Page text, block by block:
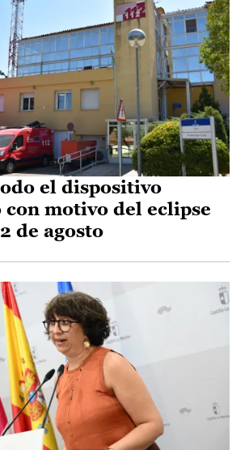
el dispositivo
con motivo del eclipse
de agosto